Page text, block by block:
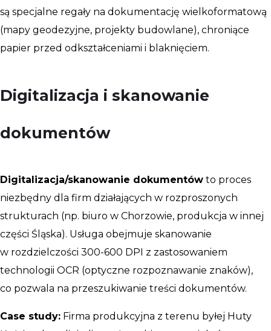
są specjalne regały na dokumentację wielkoformatową
(mapy geodezyjne, projekty budowlane), chroniące
papier przed odkształceniami i blaknięciem.
Digitalizacja i skanowanie
dokumentów
Digitalizacja/skanowanie dokumentów to proces
niezbędny dla firm działających w rozproszonych
strukturach (np. biuro w Chorzowie, produkcja w innej
części Śląska). Usługa obejmuje skanowanie
w rozdzielczości 300-600 DPI z zastosowaniem
technologii OCR (optyczne rozpoznawanie znaków),
co pozwala na przeszukiwanie treści dokumentów.
Case study: Firma produkcyjna z terenu byłej Huty